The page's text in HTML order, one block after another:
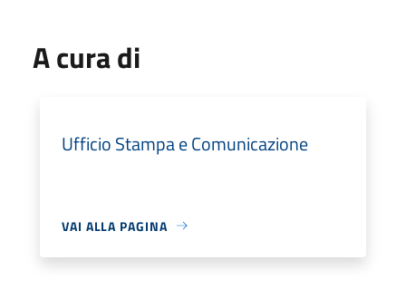
A cura di
Ufficio Stampa e Comunicazione
VAI ALLA PAGINA